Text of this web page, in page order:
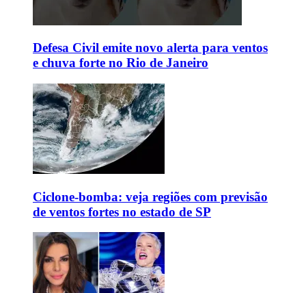
Defesa Civil emite novo alerta para ventos
e chuva forte no Rio de Janeiro
Ciclone-bomba: veja regiões com previsão
de ventos fortes no estado de SP